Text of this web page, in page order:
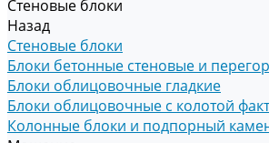
Стеновые блоки
Назад
Стеновые блоки
Блоки бетонные стеновые и
Блоки облицовочные гладкие
Блоки облицовочные с колотой
Колонные блоки и подпорный